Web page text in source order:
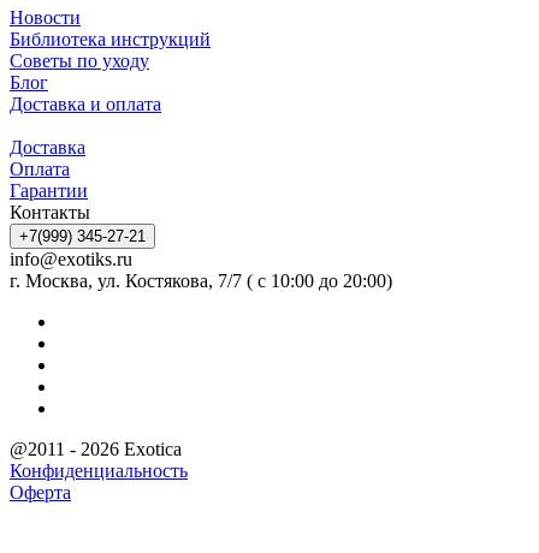
Новости
Библиотека инструкций
Советы по уходу
Блог
Доставка и оплата
Доставка
Оплата
Гарантии
Контакты
+7(999) 345-27-21
info@exotiks.ru
г. Москва, ул. Костякова, 7/7 ( с 10:00 до 20:00)
@2011 - 2026 Exotica
Конфиденциальность
Оферта